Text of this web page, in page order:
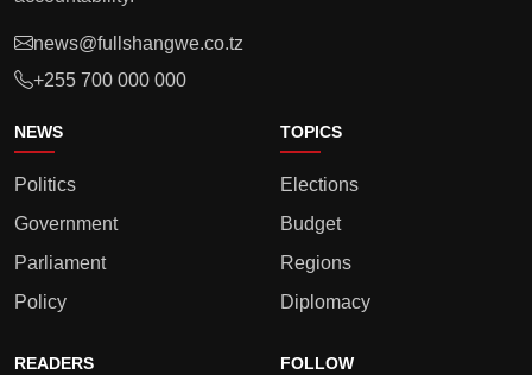
news@fullshangwe.co.tz
+255 700 000 000
NEWS
Politics
Government
Parliament
Policy
TOPICS
Elections
Budget
Regions
Diplomacy
READERS FOLLOW